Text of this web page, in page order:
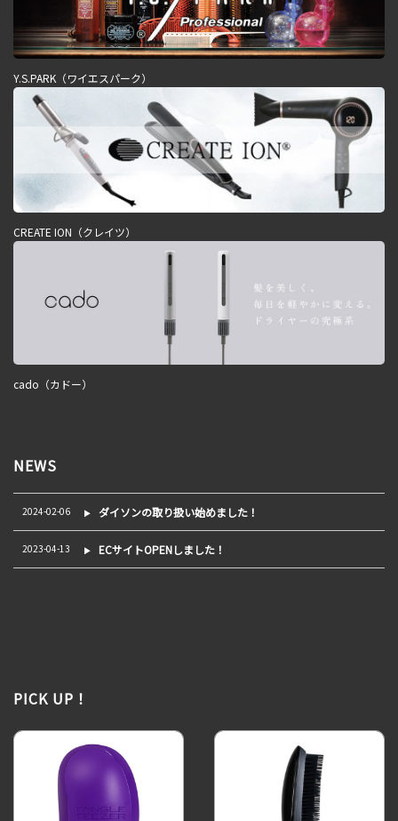
Y.S.PARK（ワイエスパーク）
CREATE ION（クレイツ）
cado（カドー）
NEWS
2024-02-06 ダイソンの取り扱い始めました！
2023-04-13 ECサイトOPENしました！
PICK UP！